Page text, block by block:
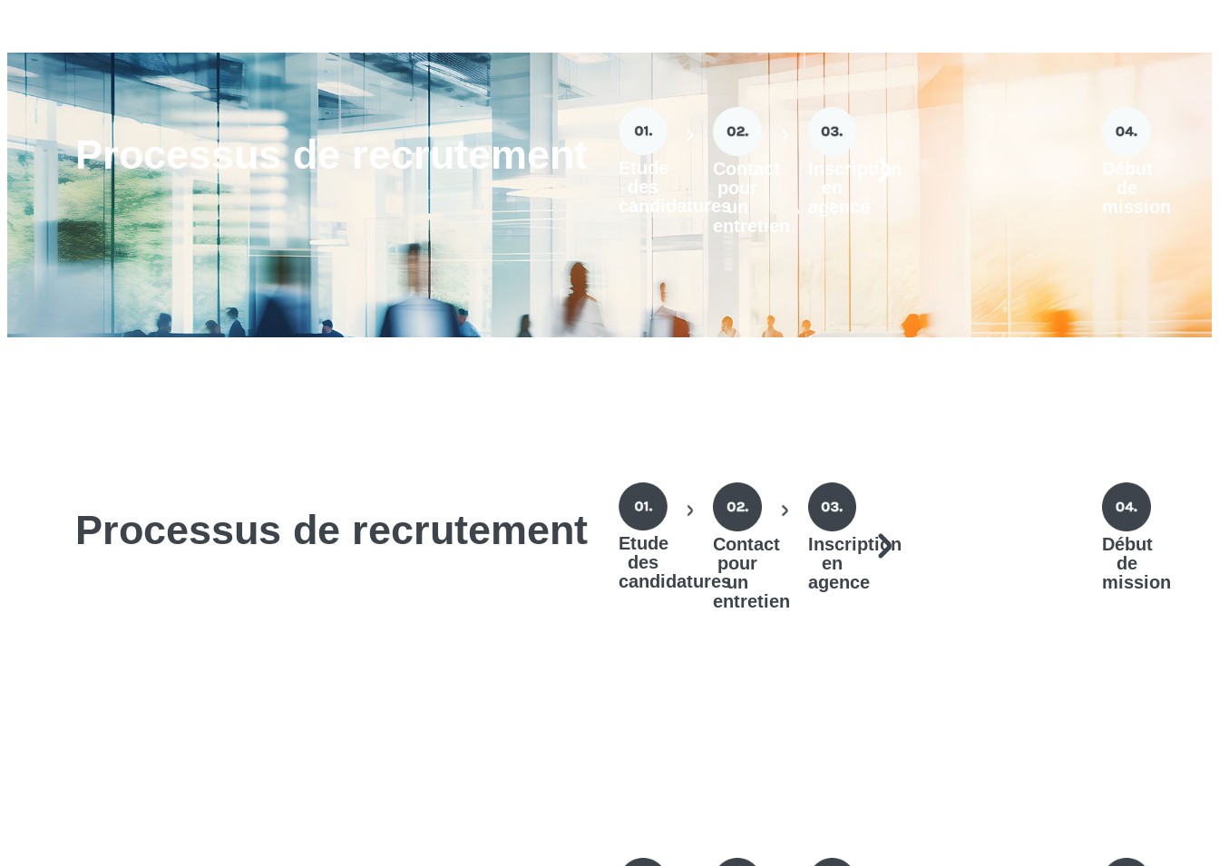
Processus de recrutement
Etude
des
candidatures
Contact
pour
un
entretien
Inscription
en
agence
de
mission
Processus de recrutement
Etude
des
candidatures
Contact
pour
un
entretien
Inscription
en
agence
Début
de
mission